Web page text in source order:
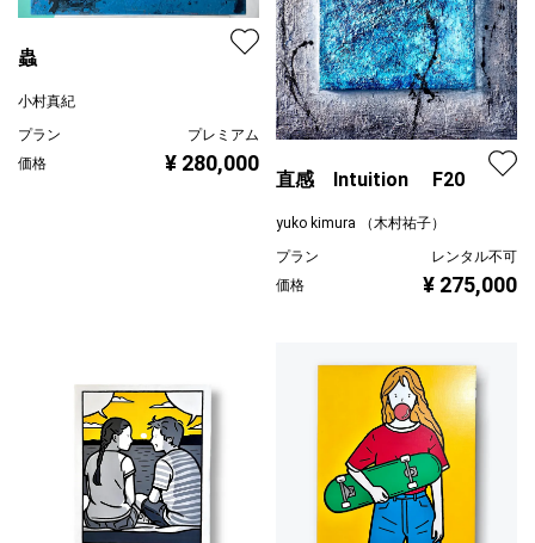
蟲
小村真紀
プラン
プレミアム
価格
¥ 280,000
直感 Intuition F20
yuko kimura （木村祐子）
プラン
レンタル不可
価格
¥ 275,000